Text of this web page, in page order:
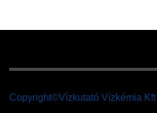
Copyright©Vízkutató Vízkémia